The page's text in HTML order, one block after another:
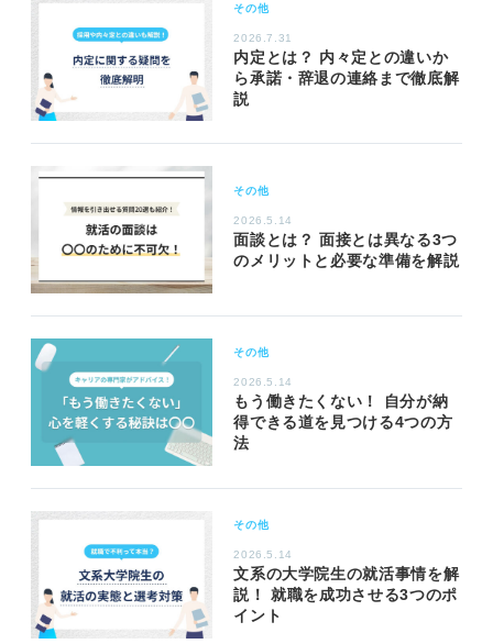
その他
2026.7.31
内定とは？ 内々定との違いか
ら承諾・辞退の連絡まで徹底解
説
その他
2026.5.14
面談とは？ 面接とは異なる3つ
のメリットと必要な準備を解説
その他
2026.5.14
もう働きたくない！ 自分が納
得できる道を見つける4つの方
法
その他
2026.5.14
文系の大学院生の就活事情を解
説！ 就職を成功させる3つのポ
イント